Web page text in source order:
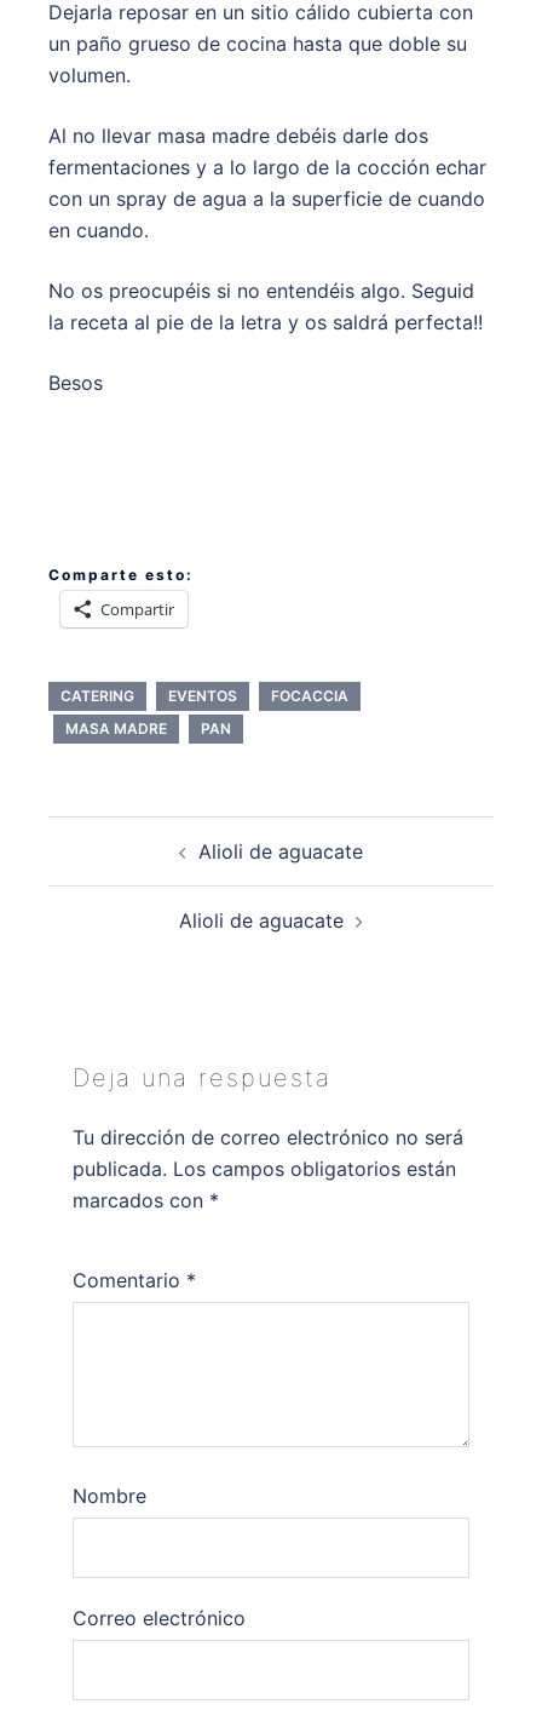
Dejarla reposar en un sitio cálido cubierta con
un paño grueso de cocina hasta que doble su
volumen.
Al no llevar masa madre debéis darle dos
fermentaciones y a lo largo de la cocción echar
con un spray de agua a la superficie de cuando
en cuando.
No os preocupéis si no entendéis algo. Seguid
la receta al pie de la letra y os saldrá perfecta!!
Besos
Comparte esto:
Compartir
CATERING EVENTOS
FOCACCIA
MASA MADRE
PAN
entradas
Alioli de aguacate
Alioli de aguacate
Deja una respuesta
Tu dirección de correo electrónico no será
publicada. Los campos obligatorios están
marcados con *
Comentario *
Nombre
Correo electrónico